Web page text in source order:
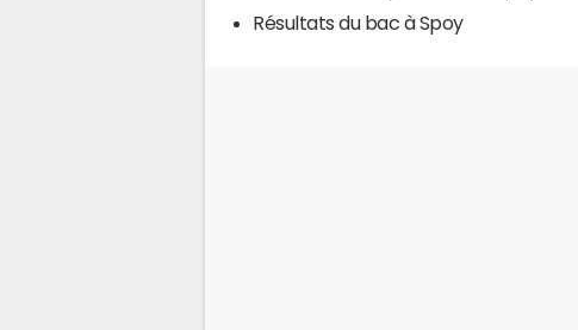
Résultats du bac à Spoy